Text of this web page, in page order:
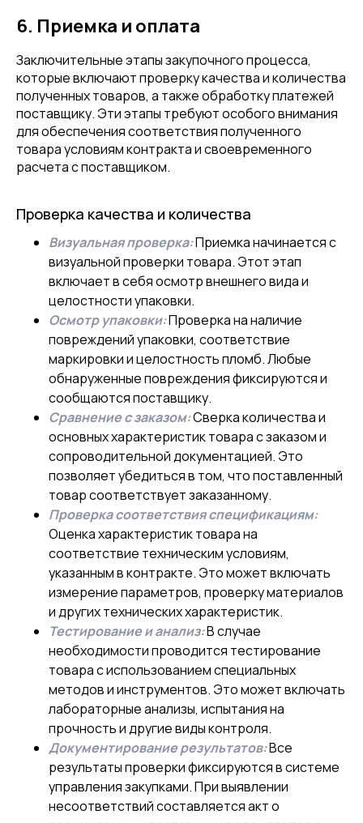
6. Приемка и оплата
Заключительные этапы закупочного процесса,
которые включают проверку качества и количества
полученных товаров, а также обработку платежей
поставщику. Эти этапы требуют особого внимания
для обеспечения соответствия полученного
товара условиям контракта и своевременного
расчета с поставщиком.
Проверка качества и количества
Визуальная проверка:Приемка начинается с
визуальной проверки товара. Этот этап
включает в себя осмотр внешнего вида и
целостности упаковки.
Осмотр упаковки:Проверка на наличие
повреждений упаковки, соответствие
маркировки и целостность пломб. Любые
обнаруженные повреждения фиксируются и
сообщаются поставщику.
Сравнение с заказом:Сверка количества и
основных характеристик товара с заказом и
сопроводительной документацией. Это
позволяет убедиться в том, что поставленный
товар соответствует заказанному.
Проверка соответствия спецификациям:
Оценка характеристик товара на
соответствие техническим условиям,
указанным в контракте. Это может включать
измерение параметров, проверку материалов
и других технических характеристик.
Тестирование и анализ:В случае
необходимости проводится тестирование
товара с использованием специальных
методов и инструментов. Это может включать
лабораторные анализы, испытания на
прочность и другие виды контроля.
Документирование результатов:Все
результаты проверки фиксируются в системе
управления закупками. При выявлении
несоответствий составляется акт о